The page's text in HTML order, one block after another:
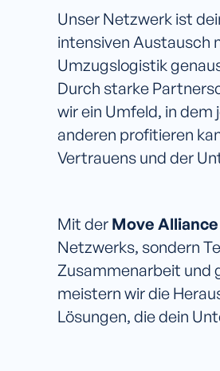
Unser Netzwerk ist
intensiven Austausch
Umzugslogistik
Durch starke
wir ein Umfeld, in dem
anderen profitieren
Vertrauens und der
Mit der Move Alliance
Netzwerks, sondern
Zusammenarbeit und
meistern wir die
Lösungen, die dein